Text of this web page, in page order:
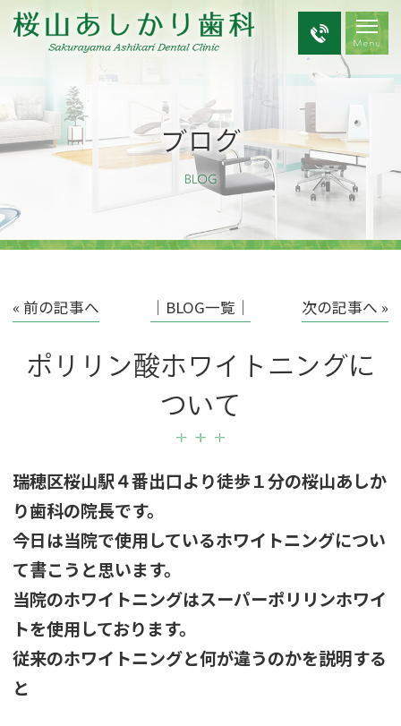
ブログ
BLOG
« 前の記事へ │BLOG一覧│ 次の記事へ »
ポリリン酸ホワイトニングに
ついて
瑞穂区桜山駅４番出口より徒歩１分の桜山あしか
り歯科の院長です。
今日は当院で使用しているホワイトニングについ
て書こうと思います。
当院のホワイトニングはスーパーポリリンホワイ
トを使用しております。
従来のホワイトニングと何が違うのかを説明する
と